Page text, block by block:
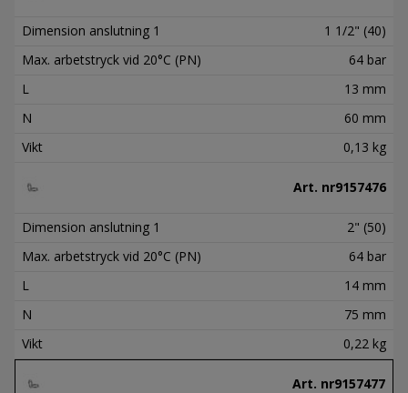
Dimension anslutning 1
1 1/2" (40)
Max. arbetstryck vid 20°C (PN)
64 bar
L
13 mm
N
60 mm
Vikt
0,13 kg
Art. nr9157476
Dimension anslutning 1
2" (50)
Max. arbetstryck vid 20°C (PN)
64 bar
L
14 mm
N
75 mm
Vikt
0,22 kg
Art. nr9157477